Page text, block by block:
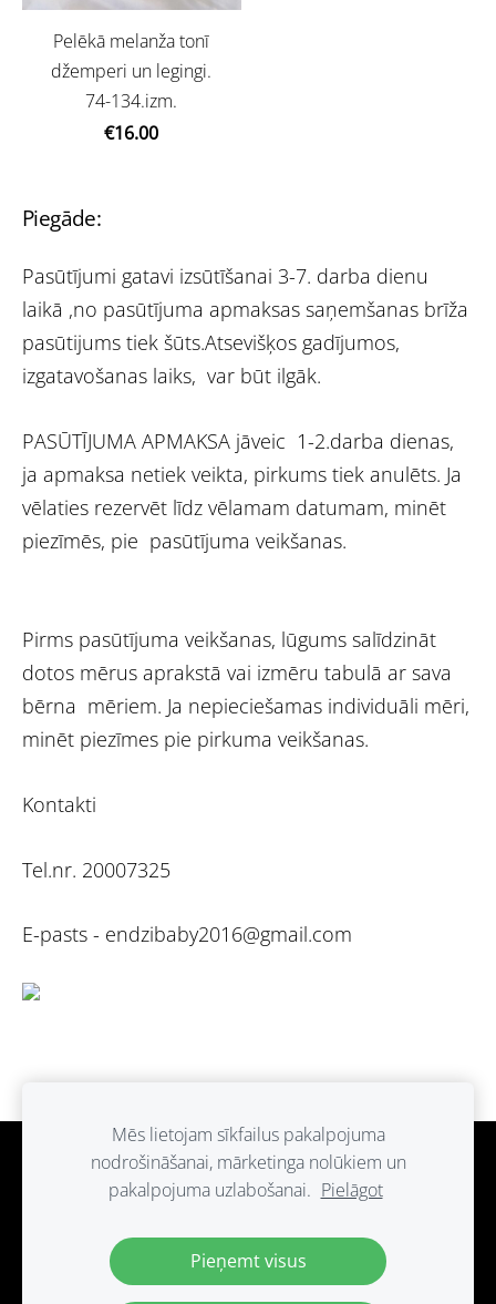
Piegāde:
Pasūtījumi gatavi izsūtīšanai 3-7. darba dienu
laikā ,no pasūtījuma apmaksas saņemšanas brīža
pasūtijums tiek šūts.Atsevišķos gadījumos,
izgatavošanas laiks, var būt ilgāk.
PASŪTĪJUMA APMAKSA jāveic 1-2.darba dienas,
ja apmaksa netiek veikta, pirkums tiek anulēts. Ja
vēlaties rezervēt līdz vēlamam datumam, minēt
piezīmēs, pie pasūtījuma veikšanas.
Pirms pasūtījuma veikšanas, lūgums salīdzināt
dotos mērus aprakstā vai izmēru tabulā ar sava
bērna mēriem. Ja nepieciešamas individuāli mēri,
minēt piezīmes pie pirkuma veikšanas.
Kontakti
Tel.nr. 20007325
E-pasts - endzibaby2016@gmail.com
Pelēkā melanža tonī
džemperi un legingi.
74-134.izm.
€16.00
Sīkdatnes
Paldies ka atbalsti ražots Latvijā.
Mēs lietojam sīkfailus pakalpojuma
nodrošināšanai, mārketinga nolūkiem un
pakalpojuma uzlabošanai. Pielāgot
Pieņemt visus